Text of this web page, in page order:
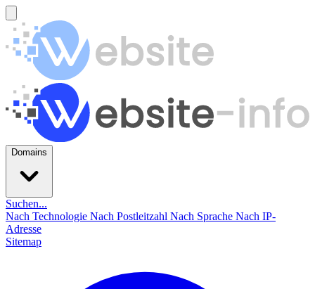
Domains
Suchen...
Nach Technologie Nach Postleitzahl Nach Sprache Nach IP-
Adresse
Sitemap